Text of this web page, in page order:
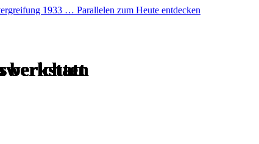
1933 … Parallelen zum Heute entdecken
berichten
berichten